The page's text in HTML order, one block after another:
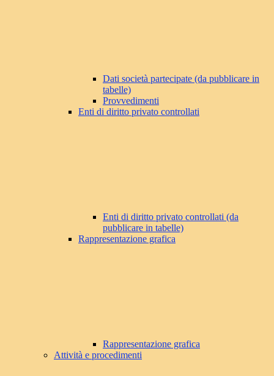
Dati società partecipate (da pubblicare in
tabelle)
Provvedimenti
Enti di diritto privato controllati
Enti di diritto privato controllati (da
pubblicare in tabelle)
Rappresentazione grafica
Rappresentazione grafica
Attività e procedimenti